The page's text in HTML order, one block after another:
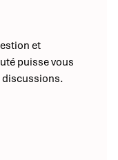
et
puisse vous
discussions.